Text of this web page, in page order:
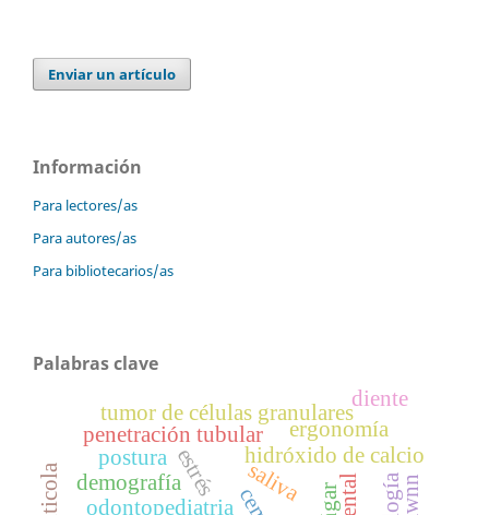
Enviar un artículo
Información
Para lectores/as
Para autores/as
Para bibliotecarios/as
Palabras clave
saliva ágar
odontopediatria
hidróxido de calcio
penetración tubular
tumor de células granulares
estrés
demografía
ergonomía
postura
diente